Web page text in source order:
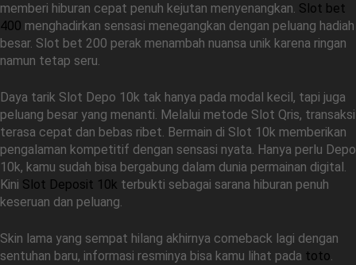
memberi hiburan cepat penuh kejutan menyenangkan. Slot bet
400 menghadirkan sensasi menegangkan dengan peluang hadiah
besar. Slot bet 200 perak menambah nuansa unik karena ringan
namun tetap seru.
Daya tarik Slot Depo 10k tak hanya pada modal kecil, tapi juga
peluang besar yang menanti. Melalui metode Slot Qris, transaksi
terasa cepat dan bebas ribet. Bermain di Slot 10k memberikan
pengalaman kompetitif dengan sensasi nyata. Hanya perlu Depo
10k, kamu sudah bisa bergabung dalam dunia permainan digital.
Kini Slot Deposit 10k terbukti sebagai sarana hiburan penuh
keseruan dan peluang.
Skin lama yang sempat hilang akhirnya comeback lagi dengan
sentuhan baru, informasi resminya bisa kamu lihat pada toto.